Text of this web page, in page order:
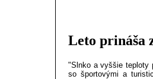
Leto prináša
"Slnko a vyššie teploty
so športovými a